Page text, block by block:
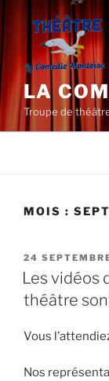
contenu
principal
LA
Troupe de
MOIS :
PUBLIÉ
LE
24
Les vidéos
théâtre
Vous
Nos